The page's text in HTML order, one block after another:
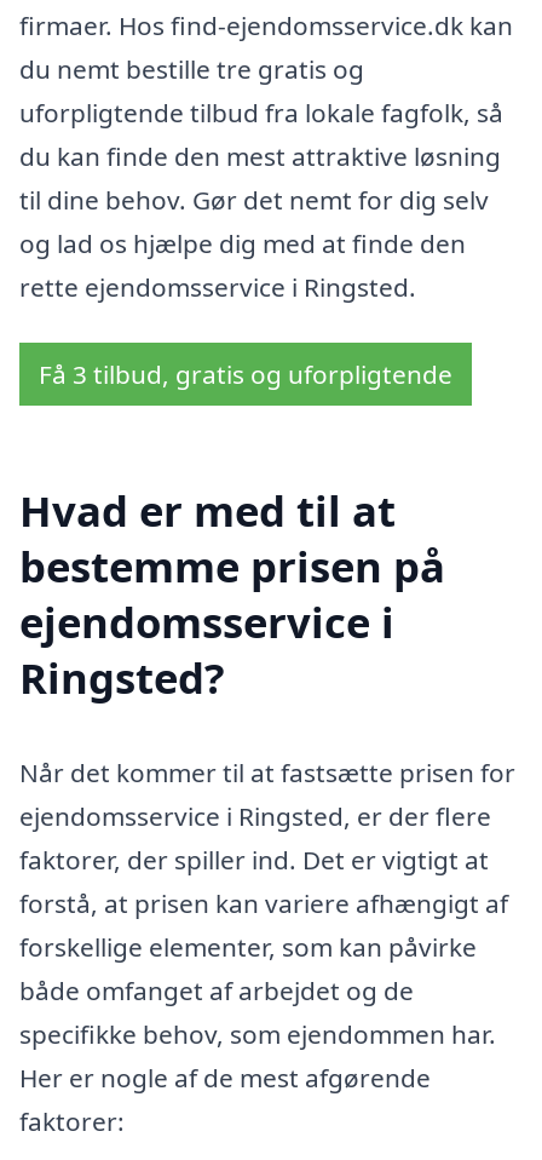
firmaer. Hos find-ejendomsservice.dk kan
du nemt bestille tre gratis og
uforpligtende tilbud fra lokale fagfolk, så
du kan finde den mest attraktive løsning
til dine behov. Gør det nemt for dig selv
og lad os hjælpe dig med at finde den
rette ejendomsservice i Ringsted.
Få 3 tilbud, gratis og uforpligtende
Hvad er med til at
bestemme prisen på
ejendomsservice i
Ringsted?
Når det kommer til at fastsætte prisen for
ejendomsservice i Ringsted, er der flere
faktorer, der spiller ind. Det er vigtigt at
forstå, at prisen kan variere afhængigt af
forskellige elementer, som kan påvirke
både omfanget af arbejdet og de
specifikke behov, som ejendommen har.
Her er nogle af de mest afgørende
faktorer: